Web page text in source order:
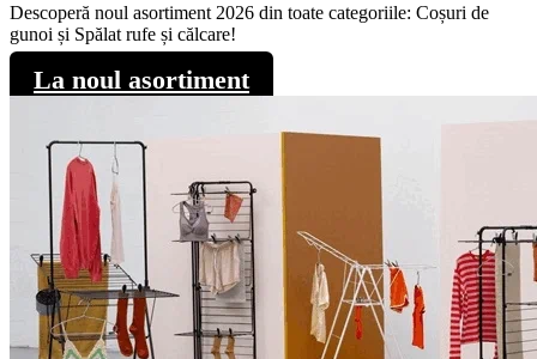
Descoperă noul asortiment 2026 din toate categoriile: Coșuri de
gunoi și Spălat rufe și călcare!
La noul asortiment